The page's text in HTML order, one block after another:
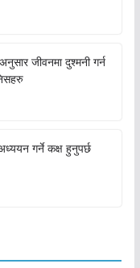
जीवनमा दुश्मनी गर्न
गर्ने कक्ष हुनुपर्छ